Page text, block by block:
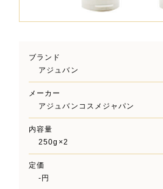
ブランド
アジュバン
メーカー
アジュバンコスメジャパン
内容量
250g×2
定価
-円